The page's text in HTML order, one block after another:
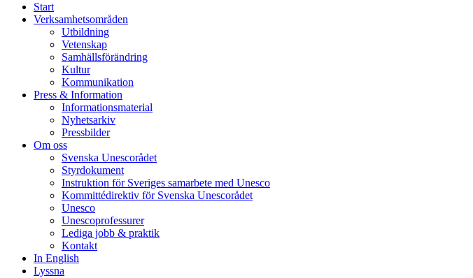
Start
Verksamhetsområden
Utbildning
Vetenskap
Samhällsförändring
Kultur
Kommunikation
Press & Information
Informationsmaterial
Nyhetsarkiv
Pressbilder
Om oss
Svenska Unescorådet
Styrdokument
Instruktion för Sveriges samarbete med Unesco
Kommittédirektiv för Svenska Unescorådet
Unesco
Unescoprofessurer
Lediga jobb & praktik
Kontakt
In English
Lyssna